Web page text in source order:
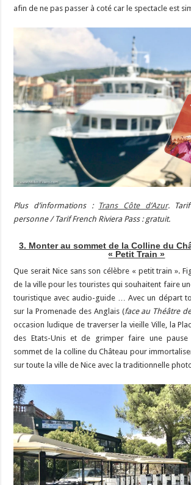
afin de ne pas passer à coté car le spectacle est
Plus d’informations : Trans Côte d’Azur.
personne / Tarif French Riviera Pass : gratuit.
3. Monter au sommet de la Colline du
« Petit Train »
Que serait Nice sans son célèbre « petit train ».
de la ville pour les touristes qui souhaitent faire
touristique avec audio-guide … Avec un départ
sur la Promenade des Anglais (face au Théâtre
occasion ludique de traverser la vieille Ville, la
des Etats-Unis et de grimper faire une
sommet de la colline du Château pour
sur toute la ville de Nice avec la traditionnelle